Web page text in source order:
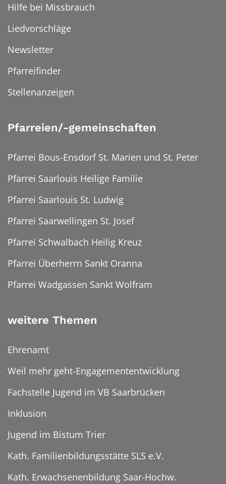
Hilfe bei Missbrauch
Liedvorschläge
Newsletter
Pfarreifinder
Stellenanzeigen
Pfarreien/-gemeinschaften
Pfarrei Bous-Ensdorf St. Marien und St. Peter
Pfarrei Saarlouis Heilige Familie
Pfarrei Saarlouis St. Ludwig
Pfarrei Saarwellingen St. Josef
Pfarrei Schwalbach Heilig Kreuz
Pfarrei Überherrn Sankt Oranna
Pfarrei Wadgassen Sankt Wolfram
weitere Themen
Ehrenamt
Weil mehr geht-Engagemententwicklung
Fachstelle Jugend im VB Saarbrücken
Inklusion
Jugend im Bistum Trier
Kath. Familienbildungsstätte SLS e.V.
Kath. Erwachsenenbildung Saar-Hochw.